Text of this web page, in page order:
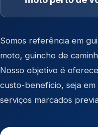
Somos referência em
moto, guincho de
Nosso objetivo é
custo-benefício, seja
serviços marcados